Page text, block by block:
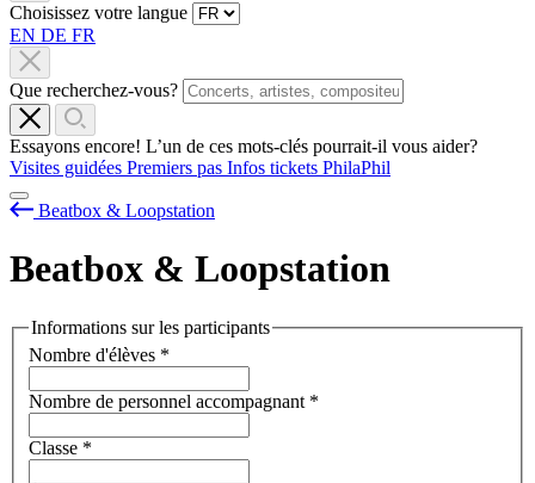
Choisissez votre langue
EN DE FR
Que recherchez-vous?
Essayons encore! L’un de ces mots-clés pourrait-il vous aider?
Visites guidées Premiers pas Infos tickets PhilaPhil
Beatbox & Loopstation
Beatbox & Loopstation
Informations sur les participants
Nombre d'élèves *
Nombre de personnel accompagnant *
Classe *